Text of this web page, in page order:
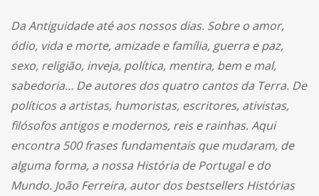
Da Antiguidade até aos nossos dias. Sobre o amor,
ódio, vida e morte, amizade e família, guerra e paz,
sexo, religião, inveja, política, mentira, bem e mal,
sabedoria… De autores dos quatro cantos da Terra. De
políticos a artistas, humoristas, escritores, ativistas,
filósofos antigos e modernos, reis e rainhas. Aqui
encontra 500 frases fundamentais que mudaram, de
alguma forma, a nossa História de Portugal e do
Mundo. João Ferreira, autor dos bestsellers Histórias